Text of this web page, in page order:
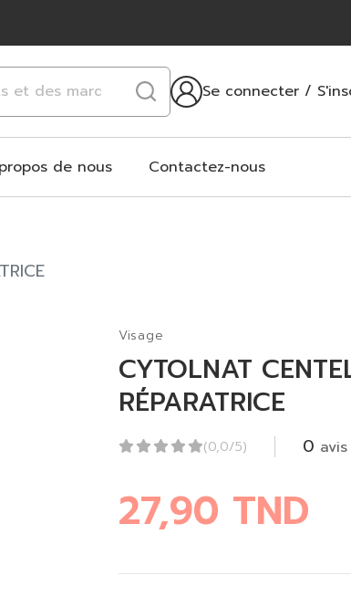
Se connecter /
de nous Contactez-nous
Visage
CYTOLNAT
RÉPARATRICE
(0,0/5) 0 avis
27,90 TND